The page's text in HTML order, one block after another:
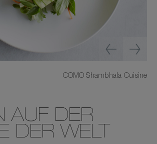
AUF DER
DER WELT
COMO Shambhala Cuisine